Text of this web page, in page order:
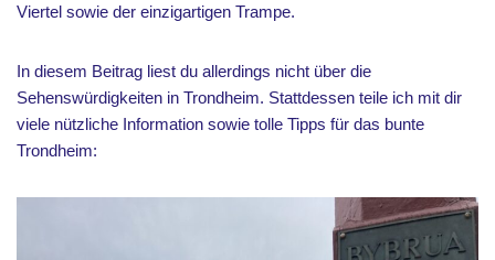
Viertel sowie der einzigartigen Trampe.
In diesem Beitrag liest du allerdings nicht über die
Sehenswürdigkeiten in Trondheim. Stattdessen teile ich mit dir
viele nützliche Information sowie tolle Tipps für das bunte
Trondheim: